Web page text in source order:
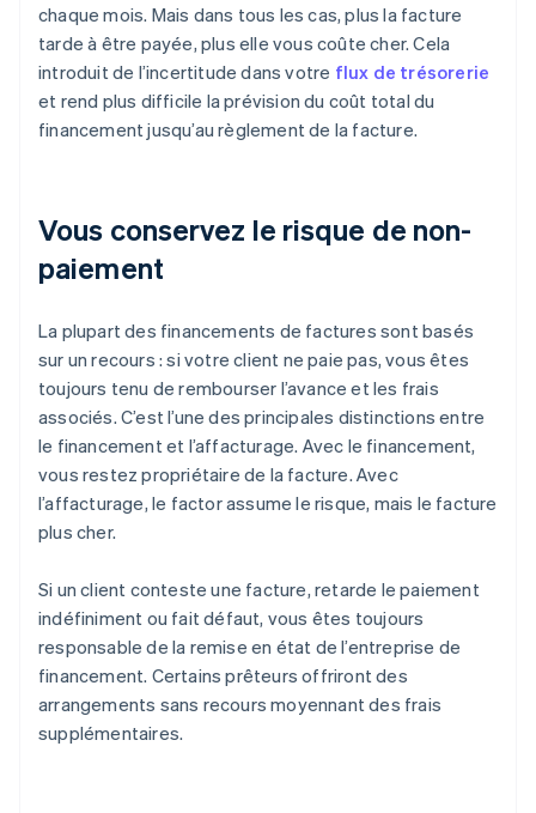
chaque mois. Mais dans tous les cas, plus la facture
tarde à être payée, plus elle vous coûte cher. Cela
introduit de l’incertitude dans votre flux de trésorerie
et rend plus difficile la prévision du coût total du
financement jusqu’au règlement de la facture.
Vous conservez le risque de non-
paiement
La plupart des financements de factures sont basés
sur un recours : si votre client ne paie pas, vous êtes
toujours tenu de rembourser l’avance et les frais
associés. C’est l’une des principales distinctions entre
le financement et l’affacturage. Avec le financement,
vous restez propriétaire de la facture. Avec
l’affacturage, le factor assume le risque, mais le facture
plus cher.
Si un client conteste une facture, retarde le paiement
indéfiniment ou fait défaut, vous êtes toujours
responsable de la remise en état de l’entreprise de
financement. Certains prêteurs offriront des
arrangements sans recours moyennant des frais
supplémentaires.